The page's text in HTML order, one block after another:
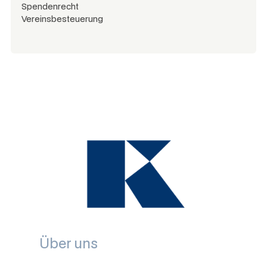
Spendenrecht
Vereinsbesteuerung
Über uns